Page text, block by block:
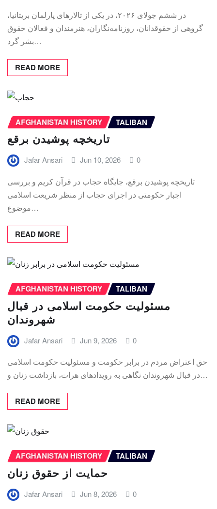
در ششم جولای ۲۰۲۶، در یکی از تالارهای پارلمان بریتانیا،
گروهی از حقوقدانان، روزنامه‌نگاران، هنرمندان و فعالان حقوق
بشر گرد…
READ MORE
AFGHANISTAN HISTORY TALIBAN
تاریخچه پوشیدن برقع
Jafar Ansari Jun 10, 2026 0
تاریخچه پوشیدن برقع، جایگاه حجاب در قرآن کریم و بررسی
اجبار حکومتی در اجرای حجاب از منظر شریعت اسلامی
موضوع…
READ MORE
AFGHANISTAN HISTORY TALIBAN
مسئولیت حکومت اسلامی در قبال
شهروندان
Jafar Ansari Jun 9, 2026 0
حق اعتراض مردم در برابر حکومت و مسئولیت حکومت اسلامی
در قبال شهروندان نگاهی به رویدادهای هرات، بازداشت زنان و…
READ MORE
AFGHANISTAN HISTORY TALIBAN
حمایت از حقوق زنان
Jafar Ansari Jun 8, 2026 0